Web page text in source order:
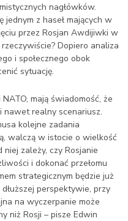
nagłówków.
jednym z haseł mających w
przez Rosjan Awdijiwki w
Dopiero analiza
i społecznego obok
sytuację.
mają świadomość, że
nawet realny scenariusz.
kolejne zadania
walczą w istocie o wielkość
niej zależy, czy Rosjanie
i dokonać przełomu
strategicznym będzie już
perspektywie, przy
na wyczerpanie może
niż Rosji – pisze Edwin